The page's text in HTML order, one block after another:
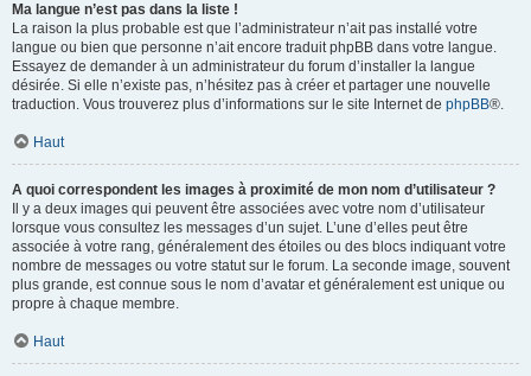
Ma langue n’est pas dans la liste !
La raison la plus probable est que l’administrateur n’ait pas installé votre
langue ou bien que personne n’ait encore traduit phpBB dans votre langue.
Essayez de demander à un administrateur du forum d’installer la langue
désirée. Si elle n’existe pas, n’hésitez pas à créer et partager une nouvelle
traduction. Vous trouverez plus d’informations sur le site Internet de phpBB®.
Haut
A quoi correspondent les images à proximité de mon nom d’utilisateur ?
Il y a deux images qui peuvent être associées avec votre nom d’utilisateur
lorsque vous consultez les messages d’un sujet. L’une d’elles peut être
associée à votre rang, généralement des étoiles ou des blocs indiquant votre
nombre de messages ou votre statut sur le forum. La seconde image, souvent
plus grande, est connue sous le nom d’avatar et généralement est unique ou
propre à chaque membre.
Haut